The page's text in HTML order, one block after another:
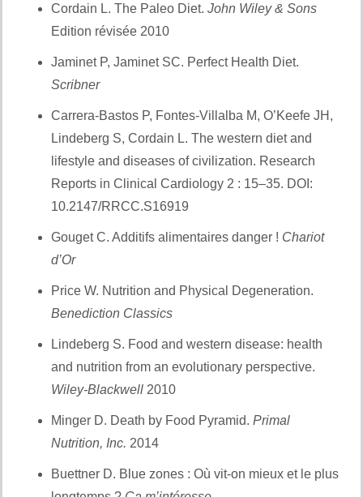
Cordain L. The Paleo Diet. John Wiley & Sons
Edition révisée 2010
Jaminet P, Jaminet SC. Perfect Health Diet.
Scribner
Carrera-Bastos P, Fontes-Villalba M, O’Keefe JH,
Lindeberg S, Cordain L. The western diet and
lifestyle and diseases of civilization. Research
Reports in Clinical Cardiology 2 : 15–35. DOI:
10.2147/RRCC.S16919
Gouget C. Additifs alimentaires danger ! Chariot
d’Or
Price W. Nutrition and Physical Degeneration.
Benediction Classics
Lindeberg S. Food and western disease: health
and nutrition from an evolutionary perspective.
Wiley-Blackwell 2010
Minger D. Death by Food Pyramid. Primal
Nutrition, Inc. 2014
Buettner D. Blue zones : Où vit-on mieux et le plus